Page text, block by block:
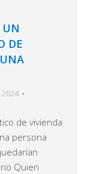
UN
DE
2024
de vivienda
persona
Quien